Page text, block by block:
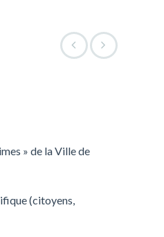
» de la Ville de
(citoyens,